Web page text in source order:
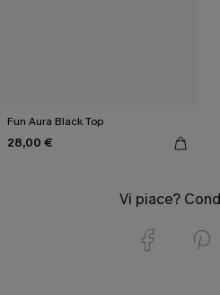
Fun Aura Black Top
28,00 €
Vi piace?